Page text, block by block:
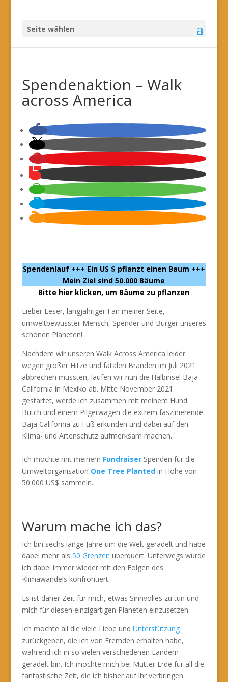
Seite wählen
Spendenaktion – Walk
across America
Spendenlauf +++ Ein US $ pflanzt einen Baum +++
Mein Ziel sind 50.000 Bäume
Bitte hier klicken, um Bäume zu pflanzen
Lieber Leser, langjähriger Fan meiner Seite,
umweltbewusster Mensch, Spender und Bürger unseres
schönen Planeten!
Nachdem wir unseren Walk Across America leider
wegen großer Hitze und fatalen Bränden im Juli 2021
abbrechen mussten, laufen wir nun die Halbinsel Baja
California in Mexiko ab. Mitte November 2021
gestartet, werde ich zusammen mit meinem Hund
Butch und einem Pilgerwagen die extrem faszinierende
Baja California zu Fuß erkunden und dabei auf den
Klima- und Artenschutz aufmerksam machen.
Ich möchte mit meinem FundraiserSpenden für die
Umweltorganisation One Tree Plantedin Höhe von
50.000 US$ sammeln.
Warum mache ich das?
Ich bin sechs lange Jahre um die Welt geradelt und habe
dabei mehr als 50 Grenzen überquert. Unterwegs wurde
ich dabei immer wieder mit den Folgen des
Klimawandels konfrontiert.
Es ist daher Zeit für mich, etwas Sinnvolles zu tun und
mich für diesen einzigartigen Planeten einzusetzen.
Ich möchte all die viele Liebe und Unterstützung
zurückgeben, die ich von Fremden erhalten habe,
während ich in so vielen verschiedenen Ländern
geradelt bin. Ich möchte mich bei Mutter Erde für all die
fantastische Zeit, die ich bisher auf ihr verbringen